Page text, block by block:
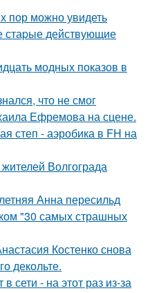
пор можно увидеть
стаpые действующие
модных показов в
что не смог
Ефремова на сцене.
степ - аэробика в FH на
Волгограда
Анна пересильд
"30 самых страшных
Костенко снова
декольте.
сети - на этот раз из-за